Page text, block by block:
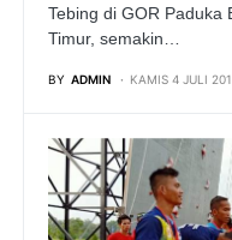
Tebing di GOR Paduka
Timur, semakin…
BY ADMIN KAMIS 4 JULI